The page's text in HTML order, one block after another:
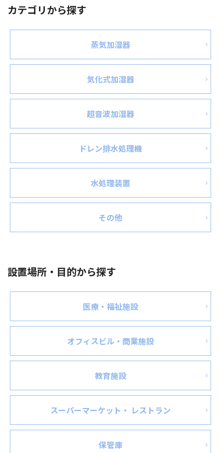
カテゴリから探す
蒸気加湿器
気化式加湿器
超音波加湿器
ドレン排水処理機
水処理装置
その他
設置場所・目的から探す
医療・福祉施設
オフィスビル・商業施設
教育施設
スーパーマーケット・ レストラン
保管庫